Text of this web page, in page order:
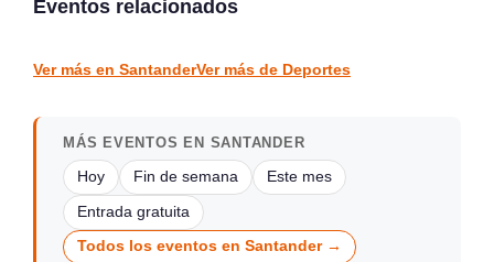
Eventos relacionados
Marina de Cudeyo
Ver más en SantanderVer más de Deportes
MÁS EVENTOS EN SANTANDER
Hoy Fin de semana Este mes
Entrada gratuita
Todos los eventos en Santander →